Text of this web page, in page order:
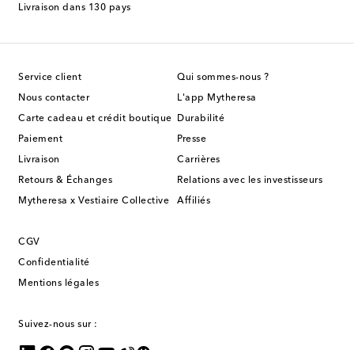
Livraison dans 130 pays
Service client
Nous contacter
Carte cadeau et crédit boutique
Paiement
Livraison
Retours & Échanges
Mytheresa x Vestiaire Collective
Qui sommes-nous ?
L'app Mytheresa
Durabilité
Presse
Carrières
Relations avec les investisseurs
Affiliés
CGV
Confidentialité
Mentions légales
Suivez-nous sur :